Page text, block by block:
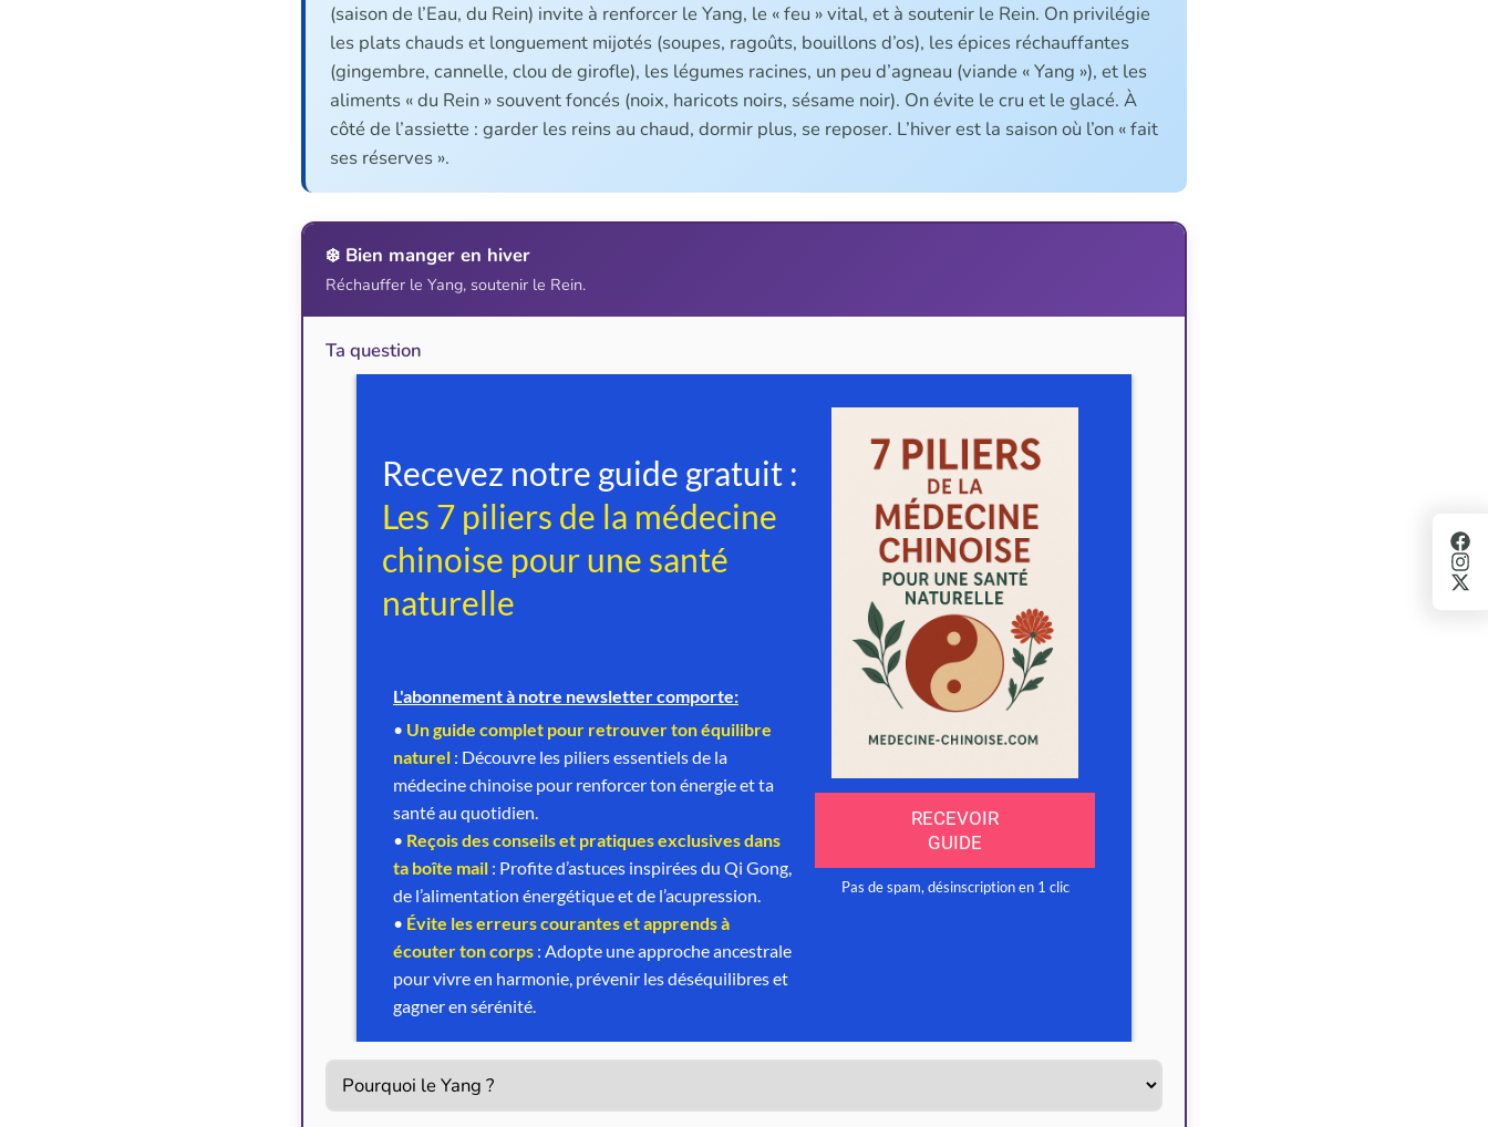
(saison de l’Eau, du Rein) invite à renforcer le Yang, le « feu » vital, et à soutenir le Rein. On privilégie
les plats chauds et longuement mijotés (soupes, ragoûts, bouillons d’os), les épices réchauffantes
(gingembre, cannelle, clou de girofle), les légumes racines, un peu d’agneau (viande « Yang »), et les
aliments « du Rein » souvent foncés (noix, haricots noirs, sésame noir). On évite le cru et le glacé. À
côté de l’assiette : garder les reins au chaud, dormir plus, se reposer. L’hiver est la saison où l’on « fait
ses réserves ».
❄️ Bien manger en hiver
Réchauffer le Yang, soutenir le Rein.
Ta question